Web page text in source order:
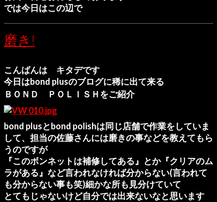
では今日はこの辺で
磨き!
こんばんは キタデです
今日はbond plusのブログに稀に出て来る
ＢＯＮＤ ＰＯＬＩＳＨをご紹介
bond plusとbond polishは同じ店舗で作業をしていま
して、担当の佐藤さんには磨きの事などを教えてもら
うのですが
『このボンネットは補修してある』とか『クリアのム
ラがある』など言われなければ分からない(言われて
も分からない事も笑)細かな所も見分けていて
とてもじゃないけど自分では出来ないなと思います